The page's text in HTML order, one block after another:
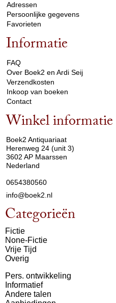
Adressen
Persoonlijke gegevens
Favorieten
Informatie
FAQ
Over Boek2 en Ardi Seij
Verzendkosten
Inkoop van boeken
Contact
Winkel informatie
Boek2 Antiquariaat
Herenweg 24 (unit 3)
3602 AP Maarssen
Nederland
0654380560
info@boek2.nl
Categorieën
Fictie
None-Fictie
Vrije Tijd
Overig
Pers. ontwikkeling
Informatief
Andere talen